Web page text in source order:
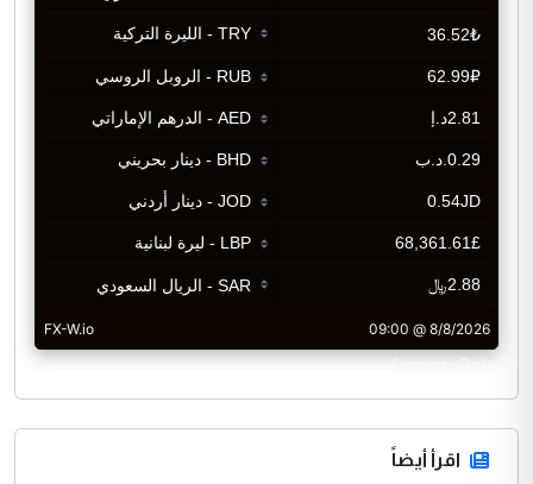
CurrencyRate
اقرأ أيضاً